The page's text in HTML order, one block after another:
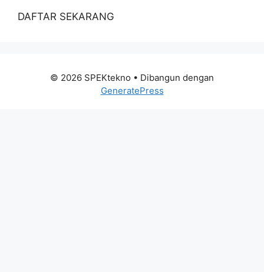
DAFTAR SEKARANG
© 2026 SPEKtekno • Dibangun dengan
GeneratePress